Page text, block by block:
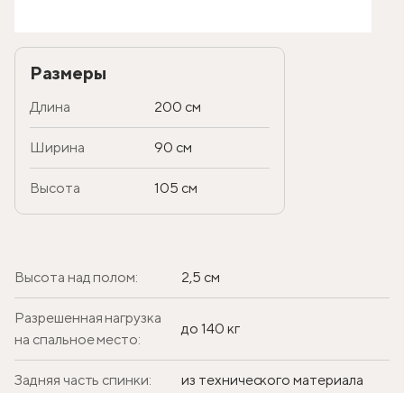
Размеры
Длина 200 см
Ширина 90 см
Высота 105 см
Высота над полом: 2,5 см
Разрешенная нагрузка
на спальное место:
до 140 кг
Задняя часть спинки: из технического материала